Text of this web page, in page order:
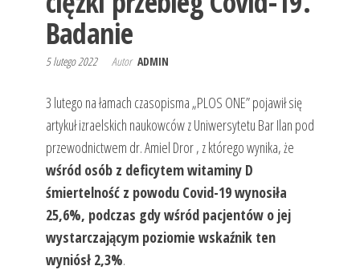
Poradnia
„Apetyt na
Życie” z Wami
Badanie
5 lutego 2022 Autor ADMIN
3 lutego na łamach czasopisma „PLOS ONE” pojawił się
artykuł izraelskich naukowców z Uniwersytetu Bar Ilan pod
przewodnictwem dr. Amiel Dror , z którego wynika, że
wśród osób z deficytem witaminy D
śmiertelność z powodu Covid-19 wynosiła
25,6%, podczas gdy wśród pacjentów o jej
wystarczającym poziomie wskaźnik ten
wyniósł 2,3%.